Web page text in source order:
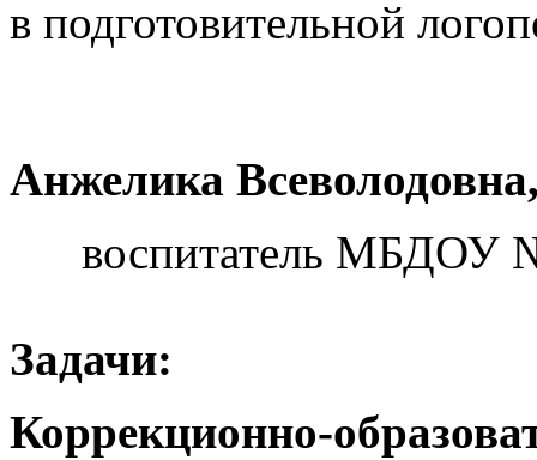
в подготовительной
Анжелика
воспитатель МБДОУ
Задачи:
Коррекционно-